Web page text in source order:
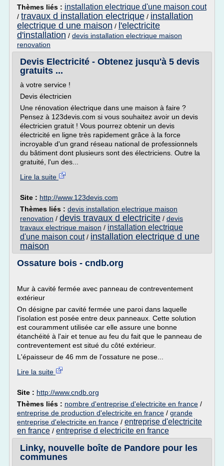
Thèmes liés : installation electrique d'une maison cout
/ travaux d installation electrique / installation
electrique d une maison / l'electricite
d'installation / devis installation electrique maison
renovation
Devis Electricité - Obtenez jusqu'à 5 devis
gratuits ...
à votre service !
Devis électricien
Une rénovation électrique dans une maison à faire ?
Pensez à 123devis.com si vous souhaitez avoir un devis
électricien gratuit ! Vous pourrez obtenir un devis
électricité en ligne très rapidement grâce à la force
incroyable d'un grand réseau national de professionnels
du bâtiment dont plusieurs sont des électriciens. Outre la
gratuité, l'un des...
Lire la suite
Site : http://www.123devis.com
Thèmes liés : devis installation electrique maison
renovation / devis travaux d electricite / devis
travaux electrique maison / installation electrique
d'une maison cout/ installation electrique d une
maison
Ossature bois - cndb.org
Mur à cavité fermée avec panneau de contreventement
extérieur
On désigne par cavité fermée une paroi dans laquelle
l'isolation est posée entre deux panneaux. Cette solution
est couramment utilisée car elle assure une bonne
étanchéité à l'air et tenue au feu du fait que le panneau de
contreventement est situé du côté extérieur.
L'épaisseur de 46 mm de l'ossature ne pose...
Lire la suite
Site : http://www.cndb.org
Thèmes liés : nombre d'entreprise d'electricite en france /
entreprise de production d'electricite en france / grande
entreprise d'electricite en france / entreprise d'electricite
en france / entreprise d electricite en france
Linky, nouvelle boîte de Pandore pour les
communes